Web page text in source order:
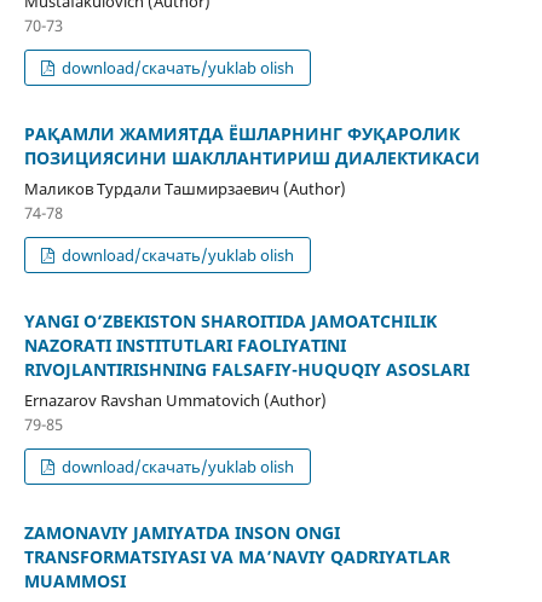
70-73
download/скачать/yuklab olish
РАҚАМЛИ ЖАМИЯТДА ЁШЛАРНИНГ ФУҚАРОЛИК
ПОЗИЦИЯСИНИ ШАКЛЛАНТИРИШ ДИАЛЕКТИКАСИ
Маликов Турдали Ташмирзаевич (Author)
74-78
download/скачать/yuklab olish
YANGI O‘ZBЕKISTON SHAROITIDA JAMOATCHILIK
NAZORATI INSTITUTLARI FAOLIYATINI
RIVOJLANTIRISHNING FALSAFIY-HUQUQIY ASOSLARI
Ernazarov Ravshan Ummatovich (Author)
79-85
download/скачать/yuklab olish
ZAMONAVIY JAMIYATDA INSON ONGI
TRANSFORMATSIYASI VA MA’NAVIY QADRIYATLAR
MUAMMOSI